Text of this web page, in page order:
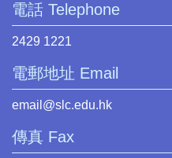
電話 Telephone
2429 1221
電郵地址 Email
email@slc.edu.hk
傳真 Fax